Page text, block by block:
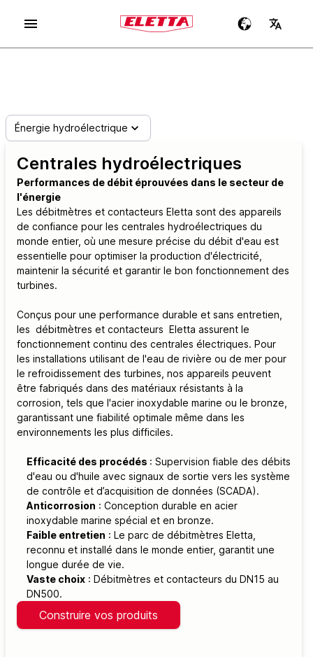
Énergie hydroélectrique
Centrales hydroélectriques
Performances de débit éprouvées dans le secteur de
l'énergie
Les débitmètres et contacteurs Eletta sont des appareils
de confiance pour les centrales hydroélectriques du
monde entier, où une mesure précise du débit d'eau est
essentielle pour optimiser la production d'électricité,
maintenir la sécurité et garantir le bon fonctionnement des
turbines.
Conçus pour une performance durable et sans entretien,
les débitmètres et contacteurs Eletta assurent le
fonctionnement continu des centrales électriques. Pour
les installations utilisant de l'eau de rivière ou de mer pour
le refroidissement des turbines, nos appareils peuvent
être fabriqués dans des matériaux résistants à la
corrosion, tels que l'acier inoxydable marine ou le bronze,
garantissant une fiabilité optimale même dans les
environnements les plus difficiles.
Efficacité des procédés : Supervision fiable des débits
d'eau ou d'huile avec signaux de sortie vers les système
de contrôle et d’acquisition de données (SCADA).
Anticorrosion : Conception durable en acier
inoxydable marine spécial et en bronze.
Faible entretien : Le parc de débitmètres Eletta,
reconnu et installé dans le monde entier, garantit une
longue durée de vie.
Vaste choix : Débitmètres et contacteurs du DN15 au
DN500.
Construire vos produits